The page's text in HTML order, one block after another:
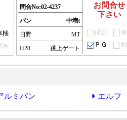
検
画
問合No:02-4237
バン
中増t
日野
MT
H28
跳上ゲート
お問合せ
下さい
保証
ＰＧ
ルミバン エルフ